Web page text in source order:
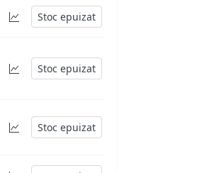
Stoc epuizat
Stoc epuizat
Stoc epuizat